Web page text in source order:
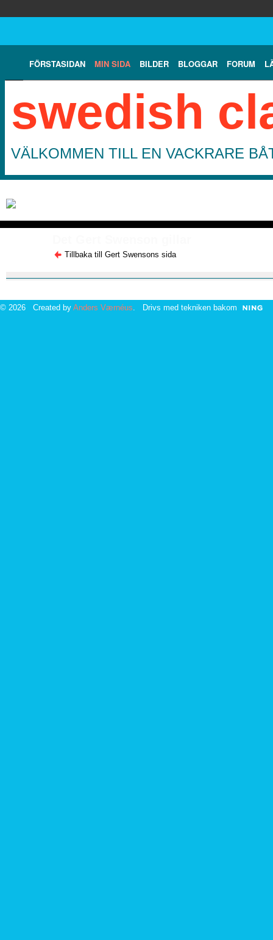
FÖRSTASIDAN MIN SIDA BILDER BLOGGAR FORUM
swedish
VÄLKOMMEN TILL EN VACKRARE
Tillbaka till Gert Swensons sida
© 2026 Created by Anders Værnéus . Drivs med tekniken bakom